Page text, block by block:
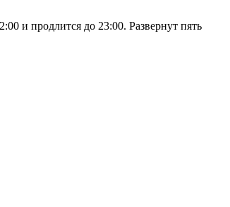
и продлится до 23:00. Развернут пять